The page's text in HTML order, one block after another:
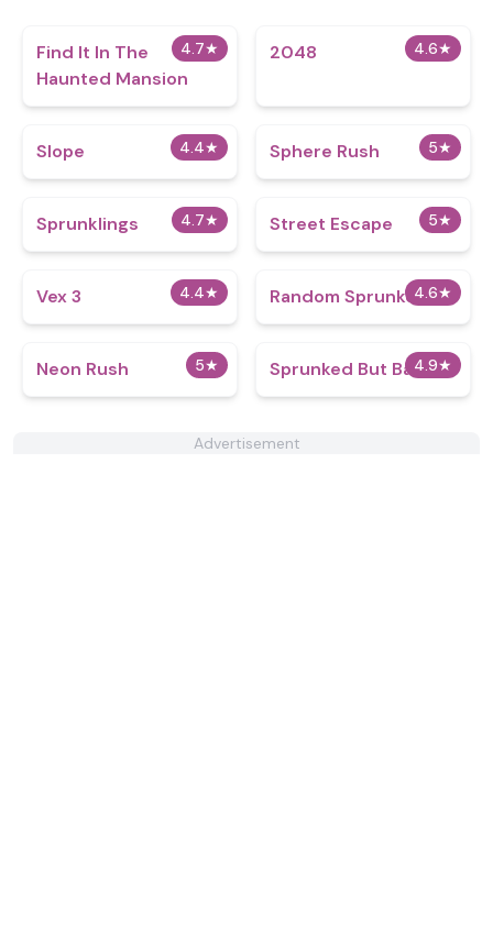
4.7★
Find It In The
Haunted Mansion
4.6★
2048
4.4★
Slope 5★
Sphere Rush
4.7★
Sprunklings 5★
Street Escape
4.4★
Vex 3 4.6★
Random Sprunked
5★
Neon Rush 4.9★
Sprunked But Bad 2.0
Advertisement